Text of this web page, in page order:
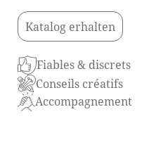
Katalog erhalten
Fiables & discrets
Conseils créatifs
Accompagnement